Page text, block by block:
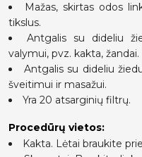
Mažas, skirtas odos
tikslus.
Antgalis su dideliu
valymui, pvz. kakta, žandai.
Antgalis su dideliu
šveitimui ir masažui.
Yra 20 atsarginių filtrų.
Procedūrų vietos:
Kakta. Lėtai braukite